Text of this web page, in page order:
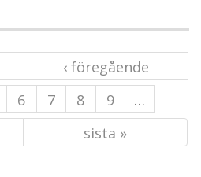
‹ föregående
6 7 8 9
…
sista »